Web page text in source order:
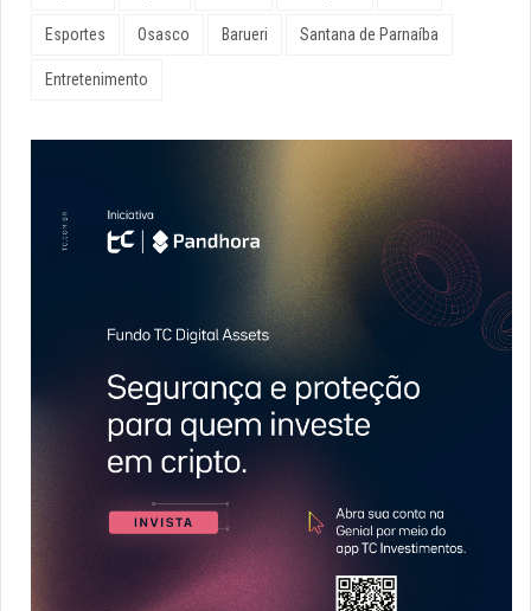
Esportes Osasco Barueri Santana de Parnaíba
Entretenimento